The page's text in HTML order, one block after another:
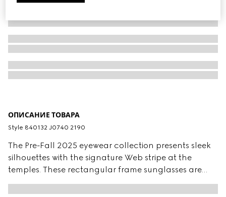
ОПИСАНИЕ ТОВАРА
Style ‎840132 J0740 2190
The Pre-Fall 2025 eyewear collection presents sleek
silhouettes with the signature Web stripe at the
temples. These rectangular frame sunglasses are
stated in dark brown tortoiseshell acetate with a
Web detail and engraved Gucci logo on a metal